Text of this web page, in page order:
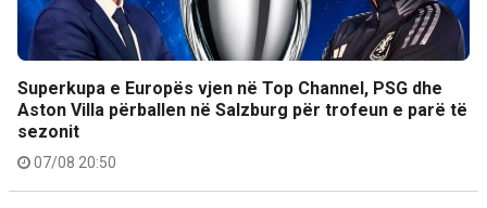
Superkupa e Europës vjen në Top Channel, PSG dhe
Aston Villa përballen në Salzburg për trofeun e parë të
sezonit
07/08 20:50